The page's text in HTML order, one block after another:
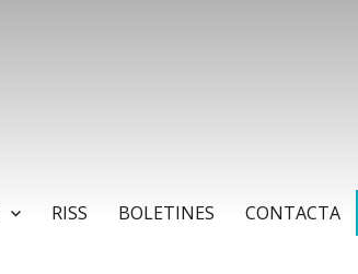
RISS BOLETINES CONTACTA